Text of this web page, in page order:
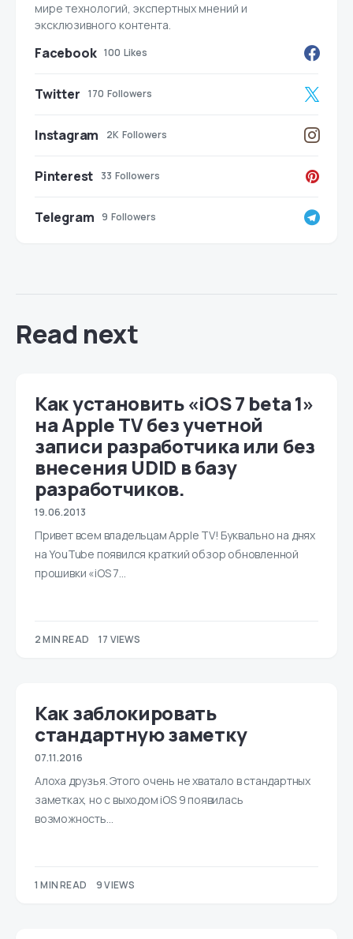
мире технологий, экспертных мнений и
эксклюзивного контента.
Facebook 100 Likes
Twitter 170 Followers
Instagram 2K Followers
Pinterest 33 Followers
Telegram 9 Followers
Read next
Как установить «iOS 7 beta 1»
на Apple TV без учетной
записи разработчика или без
внесения UDID в базу
разработчиков.
19.06.2013
Привет всем владельцам Apple TV! Буквально на днях
на YouTube появился краткий обзор обновленной
прошивки «iOS 7…
2 MIN READ 17 VIEWS
Как заблокировать
стандартную заметку
07.11.2016
Алоха друзья. Этого очень не хватало в cтандартных
заметках, но с выходом iOS 9 появилась
возможность…
1 MIN READ 9 VIEWS